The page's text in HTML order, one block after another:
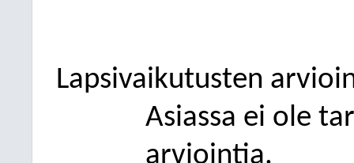
Lapsivaikutusten
Asiassa ei ole
arviointia.